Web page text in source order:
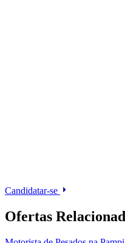
Candidatar-se
Ofertas